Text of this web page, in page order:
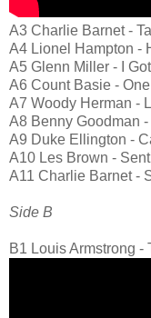
A3 Charlie Barnet -
A4 Lionel Hampton -
A5 Glenn Miller - I
A6 Count Basie -
A7 Woody Herman -
A8 Benny Goodman
A9 Duke Ellington -
A10 Les Brown -
A11 Charlie Barnet -
Side B
B1 Louis Armstrong -